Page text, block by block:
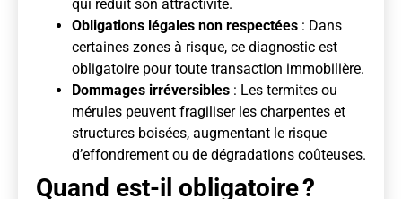
qui réduit son attractivité.
Obligations légales non respectées : Dans
certaines zones à risque, ce diagnostic est
obligatoire pour toute transaction immobilière.
Dommages irréversibles : Les termites ou
mérules peuvent fragiliser les charpentes et
structures boisées, augmentant le risque
d’effondrement ou de dégradations coûteuses.
Quand est-il obligatoire ?